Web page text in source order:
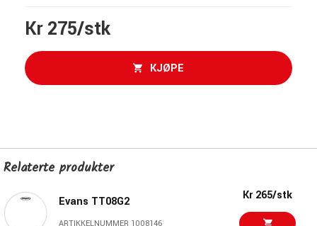
Kr 275/stk
KJØPE
Relaterte produkter
Evans TT08G2
ARTIKKELNUMMER 1008146
Kr 265/stk